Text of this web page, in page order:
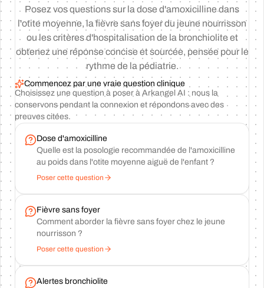
Posez vos questions sur la dose d'amoxicilline dans
l'otite moyenne, la fièvre sans foyer du jeune nourrisson
ou les critères d'hospitalisation de la bronchiolite et
obtenez une réponse concise et sourcée, pensée pour le
rythme de la pédiatrie.
Commencez par une vraie question clinique
Choisissez une question à poser à Arkangel AI : nous la
conservons pendant la connexion et répondons avec des
preuves citées.
Dose d'amoxicilline
Quelle est la posologie recommandée de l'amoxicilline
au poids dans l'otite moyenne aiguë de l'enfant ?
Poser cette question
Fièvre sans foyer
Comment aborder la fièvre sans foyer chez le jeune
nourrisson ?
Poser cette question
Alertes bronchiolite